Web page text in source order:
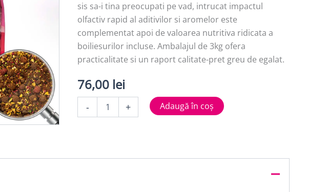
sis sa-i tina preocupati pe vad, intrucat impactul
olfactiv rapid al aditivilor si aromelor este
complementat apoi de valoarea nutritiva ridicata a
boiliesurilor incluse. Ambalajul de 3kg ofera
practicalitate si un raport calitate-pret greu de egalat.
76,00 lei
-
MIX
+ Adaugă în coș